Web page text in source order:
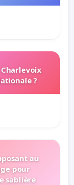
établir
?
au
pour
sablière